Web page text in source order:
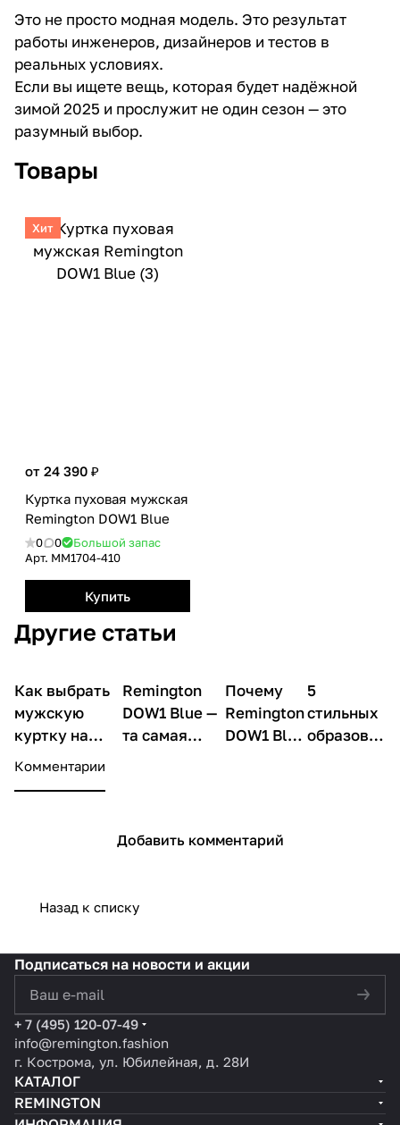
Это не просто модная модель. Это результат
работы инженеров, дизайнеров и тестов в
реальных условиях.
Если вы ищете вещь, которая будет надёжной
зимой 2025 и прослужит не один сезон — это
разумный выбор.
Товары
Хит
от 24 390 ₽
Куртка пуховая мужская
Remington DOW1 Blue
0 0
Большой запас
Арт. MM1704-410
Купить
Другие статьи
О товарах
Как выбрать
мужскую
куртку на
зиму 2025: 5
О товарах
Remington
DOW1 Blue —
та самая
каждую зиму
О
товарах
Почему
Remington
DOW1 Blue
гардероб
5
стильных
образов
Комментарии
Добавить комментарий
Назад к списку
Подписаться на новости и акции
+ 7 (495) 120-07-49
info@remington.fashion
г. Кострома, ул. Юбилейная, д. 28И
КАТАЛОГ
REMINGTON